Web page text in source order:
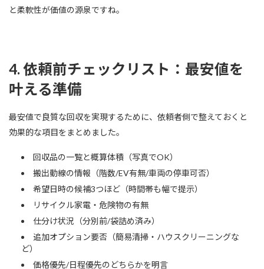
と柔軟性が価値の源泉ですね。
4. 依頼前チェックリスト：最安値を
叶える準備
最安値で良質な回収を実現するために、依頼者側で整えておくと
効果的な項目をまとめました。
回収品の一覧と概算体積（写真でOK）
搬出動線の情報（階数/EV有無/車両の停車可否）
希望日時の候補3つほど（時間帯も幅で提示）
リサイクル家電・危険物の有無
仕分け状況（分別前/袋詰め済み）
追加オプション要否（簡易清掃・ハウスクリーニングな
ど）
価格優先/日程優先のどちらかを明言